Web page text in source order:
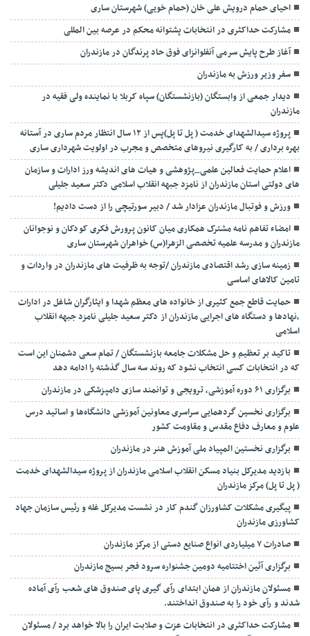
احیای حمام درویش علی خان (حمام خویی) شهرستان ساری
مشارکت حداکثری در انتخابات پشتوانه محکم در عرصه بین المللی
آغاز طرح پایش سرمی آنفلوانزای فوق حاد پرندگان در مازندران
سفر وزیر ورزش به مازندران
دیدار جمعی از وابستگان (بازنشستگان) سپاه کربلا با نماینده ولی فقیه در
مازندران
پروژه سیدالشهدای خدمت ( پل تا پل)پس از ۱۲ سال انتظار مردم ساری در آستانه
بهره برداری / به کارگیری نیروهای متخصص و مجرب در اولویت شهرداری ساری
اعلام حمایت فعالین علمی_پژوهشی و هیات های اندیشه ورز ادارات و سازمان
های دولتی استان مازندران از نامزد جبهه انقلاب اسلامی دکتر سعید جلیلی
ورزش و فوتبال مازندران عزادار شد / دبیر سورتیچی را از دست دادیم!
امضاء تفاهم نامه مشترک همکاری میان کانون پرورش فکری کودکان و نوجوانان
مازندران و مدرسه علمیه تخصصی الزهرا(س) خواهران شهرستان ساری
زمینه سازی رشد اقتصادی مازندران /توجه به ظرفیت های مازندران در واردات و
تامین کالاهای اساسی
حمایت قاطع جمع کثیری از خانواده های معظم شهدا و ایثارگران شاغل در ادارات
،نهادها و دستگاه های اجرایی مازندران از دکتر سعید جلیلی نامزد جبهه انقلاب
اسلامی
تاکید بر تعظیم و حل مشکلات جامعه بازنشستگان / تمام سعی دشمنان این است
که در انتخابات کسی انتخاب نشود که روند سه سال گذشته را ادامه دهد
برگزاری ۶۱ دوره آموزشی، ترویجی و توانمند سازی دامپزشکی در مازندران
برگزاری نخسین گردهمایی سراسری معاونین آموزشی دانشگاه‌ها و اساتید درس
علوم و معارف دفاع مقدس و مقاومت کشور
برگزاری نخستین المپیاد ملی آموزش هنر در مازندران
بازدید مدیرکل بنیاد مسکن انقلاب اسلامی مازندران از پروژه سیدالشهدای خدمت
( پل تا پل) مرکز مازندران
پیگیری مشکلات کشاورزان گندم کار در نشست مدیرکل غله و رئیس سازمان جهاد
کشاورزی مازندران
صادرات ۷ میلیاردی انواع صنایع دستی از مرکز مازندران
برگزاری آئین اختتامیه دومین جشنواره سرود فجر بسیج مازندران
مسئولان مازندران از همان ابتدای رآی گیری پای صندوق های شعب رآی آماده
شدند و رآی خود را به صندوق انداختند.
مشارکت حداکثری در انتخابات عزت و صلابت ایران را بالا خواهد برد / مسئولان